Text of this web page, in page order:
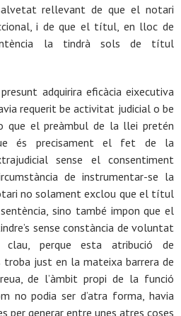
rellevant de que el notari
i de que el títul, en lloc de
la tindrà sols de títul
adquirira eficàcia eixecutiva
requerit be activitat judicial o be
que el preàmbul de la llei pretén
és precisament el fet de la
sense el consentiment
de instrumentar-se la
no solament exclou que el títul
sino també impon que el
sense constància de voluntat
perque esta atribució de
just en la mateixa barrera de
de l’àmbit propi de la funció
no podia ser d’atra forma, havia
per generar entre unes atres coses